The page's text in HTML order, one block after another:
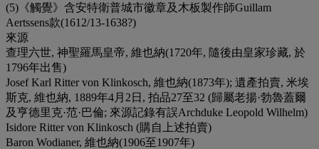
(5)《觸覺》含安特衛普城市徽章及木板製作師Guillam
Aertssens款(1612/13-1638?)
來源
查理六世, 神聖羅馬皇帝, 維也納(1720年, 隨後由皇家珍藏, 於
1796年出售)
Josef Karl Ritter von Klinkosch, 維也納(1873年); 遺產拍賣, 米埃
斯克, 維也納, 1889年4月2日, 拍品27至32 (歸屬老揚·勃魯蓋爾
及亨德里克·范·巴倫; 來源記錄有誤Archduke Leopold Wilhelm)
Isidore Ritter von Klinkosch (購自上述拍賣)
Baron Wodianer, 維也納(1906至1907年)